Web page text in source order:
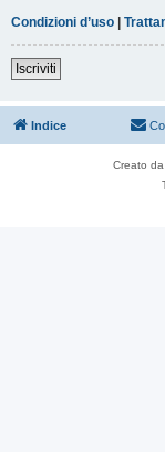
Condizioni d’uso |
Iscriviti
Indice
Creato da